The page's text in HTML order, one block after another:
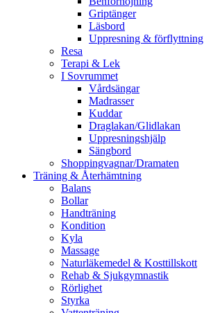
Griptänger
Läsbord
Uppresning & förflyttning
Resa
Terapi & Lek
I Sovrummet
Vårdsängar
Madrasser
Kuddar
Draglakan/Glidlakan
Uppresningshjälp
Sängbord
Shoppingvagnar/Dramaten
Träning & Återhämtning
Balans
Bollar
Handträning
Kondition
Kyla
Massage
Naturläkemedel & Kosttillskott
Rehab & Sjukgymnastik
Rörlighet
Styrka